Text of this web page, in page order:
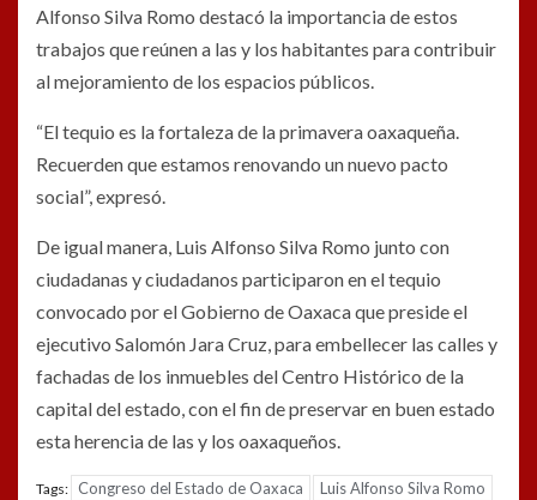
Alfonso Silva Romo destacó la importancia de estos
trabajos que reúnen a las y los habitantes para contribuir
al mejoramiento de los espacios públicos.
“El tequio es la fortaleza de la primavera oaxaqueña.
Recuerden que estamos renovando un nuevo pacto
social”, expresó.
De igual manera, Luis Alfonso Silva Romo junto con
ciudadanas y ciudadanos participaron en el tequio
convocado por el Gobierno de Oaxaca que preside el
ejecutivo Salomón Jara Cruz, para embellecer las calles y
fachadas de los inmuebles del Centro Histórico de la
capital del estado, con el fin de preservar en buen estado
esta herencia de las y los oaxaqueños.
Tags: Congreso del Estado de Oaxaca
Luis Alfonso Silva Romo